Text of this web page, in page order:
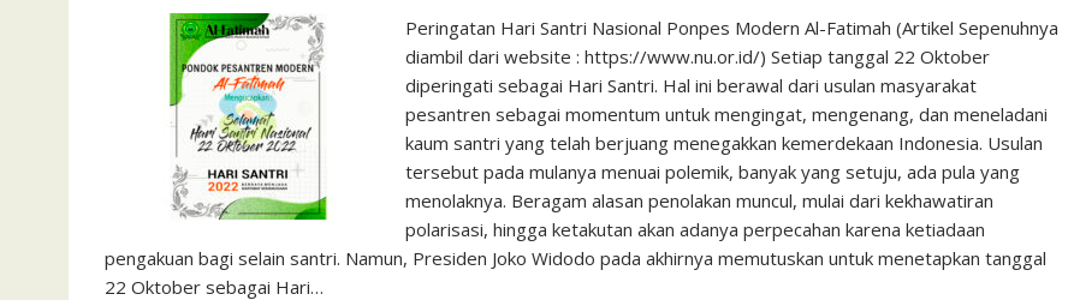
Peringatan Hari Santri Nasional Ponpes Modern Al-Fatimah (Artikel Sepenuhnya
diambil dari website : https://www.nu.or.id/) Setiap tanggal 22 Oktober
diperingati sebagai Hari Santri. Hal ini berawal dari usulan masyarakat
pesantren sebagai momentum untuk mengingat, mengenang, dan meneladani
kaum santri yang telah berjuang menegakkan kemerdekaan Indonesia. Usulan
tersebut pada mulanya menuai polemik, banyak yang setuju, ada pula yang
menolaknya. Beragam alasan penolakan muncul, mulai dari kekhawatiran
polarisasi, hingga ketakutan akan adanya perpecahan karena ketiadaan
pengakuan bagi selain santri. Namun, Presiden Joko Widodo pada akhirnya memutuskan untuk menetapkan tanggal
22 Oktober sebagai Hari…